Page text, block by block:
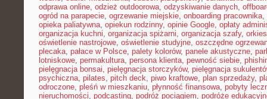
odprawa online, odzież outdoorowa, odzyskiwanie danych,
ogród na parapecie, ogrzewanie miejskie, onboarding pracownika,
opieka paliatywna, opiekun rodzinny, opinie Google, opłaty
organizacja kuchni, organizacja spiżarni, organizacja szafy,
oświetlenie nastrojowe, oświetlenie studyjne, oszczędne
plecaka, pałace w Polsce, palety kolorów, panele akustyczne,
lotniskowe, permakultura, persona klienta, pewność siebie,
pielęgnacja bonsai, pielęgnacja storczyków, pielęgnacja
psychiczna, pilates, pitch deck, piwo kraftowe, plan sprzedaży,
odroczone, pleśń w mieszkaniu, płynność finansowa, pobyty
nieruchomości, podcasting, podróż pociągiem, podróże